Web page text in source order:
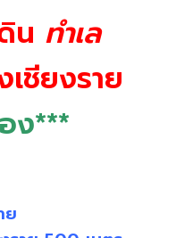
น ทำเล
ชียงราย
ง***
ย